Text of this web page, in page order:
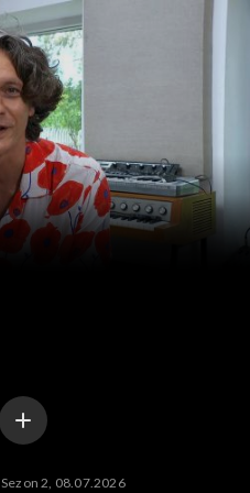
Informacje kulturalne
Sezon 2, 08.07.2026